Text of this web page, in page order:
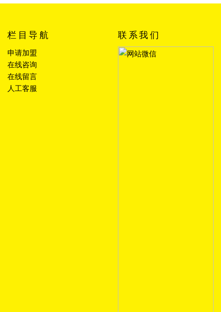
栏目导航
申请加盟
在线咨询
在线留言
人工客服
联系我们